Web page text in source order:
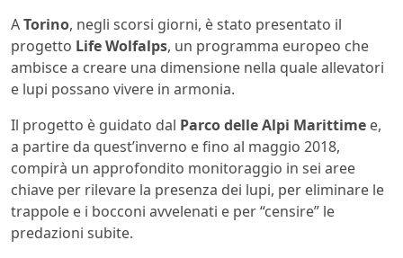
ATorino, negli scorsi giorni, è stato presentato il
progetto Life Wolfalps, un programma europeo che
ambisce a creare una dimensione nella quale allevatori
e lupi possano vivere in armonia.
Il progetto è guidato dal Parco delle Alpi Marittime e,
a partire da quest’inverno e fino al maggio 2018,
compirà un approfondito monitoraggio in sei aree
chiave per rilevare la presenza dei lupi, per eliminare le
trappole e i bocconi avvelenati e per “censire” le
predazioni subite.